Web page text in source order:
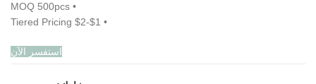
• MOQ 500pcs
• Tiered Pricing $2-$1
استفسر الآن